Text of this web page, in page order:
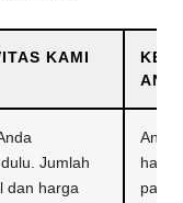
KAMI
Jumlah
dan harga
Anda
pas.